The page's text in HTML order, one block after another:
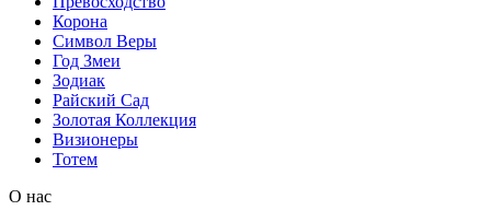
Корона
Символ Веры
Год Змеи
Зодиак
Райский Сад
Золотая Коллекция
Визионеры
Тотем
О нас